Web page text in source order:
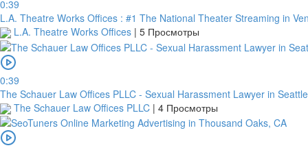
0:39
L.A. Theatre Works Offices : #1 The National Theater Streaming in
L.A. Theatre Works Offices | 5 Просмотры
0:39
The Schauer Law Offices PLLC - Sexual Harassment Lawyer in
The Schauer Law Offices PLLC | 4 Просмотры